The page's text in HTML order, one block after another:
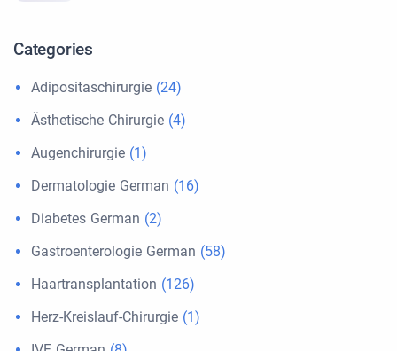
Categories
Adipositaschirurgie (24)
Ästhetische Chirurgie (4)
Augenchirurgie (1)
Dermatologie German (16)
Diabetes German (2)
Gastroenterologie German (58)
Haartransplantation (126)
Herz-Kreislauf-Chirurgie (1)